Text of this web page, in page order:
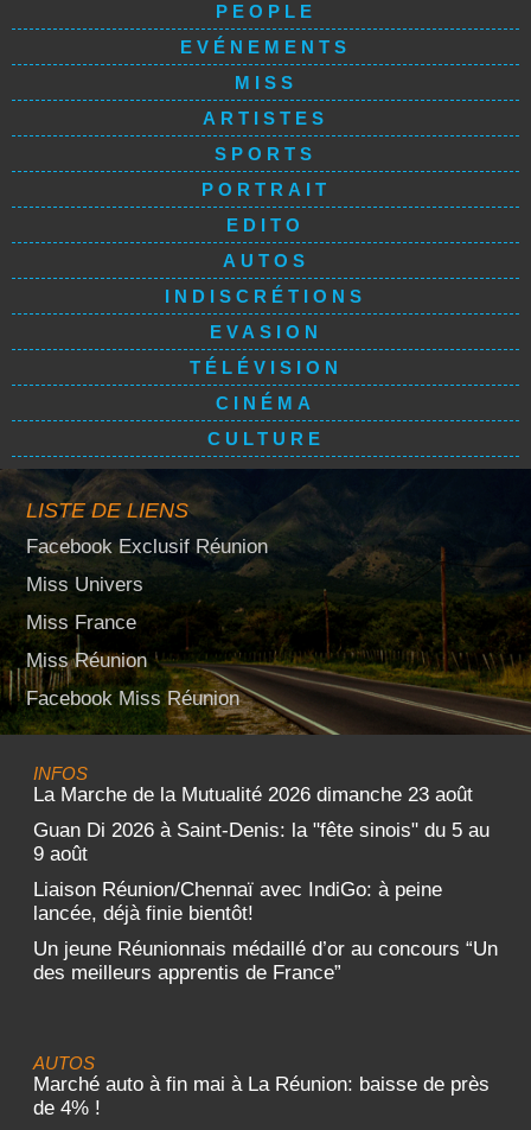
PEOPLE
EVÉNEMENTS
MISS
ARTISTES
SPORTS
PORTRAIT
EDITO
AUTOS
INDISCRÉTIONS
EVASION
TÉLÉVISION
CINÉMA
CULTURE
LISTE DE LIENS
Facebook Exclusif Réunion
Miss Univers
Miss France
Miss Réunion
Facebook Miss Réunion
INFOS
La Marche de la Mutualité 2026 dimanche 23 août
Guan Di 2026 à Saint-Denis: la "fête sinois" du 5 au
9 août
Liaison Réunion/Chennaï avec IndiGo: à peine
lancée, déjà finie bientôt!
Un jeune Réunionnais médaillé d’or au concours “Un
des meilleurs apprentis de France”
AUTOS
Marché auto à fin mai à La Réunion: baisse de près
de 4% !